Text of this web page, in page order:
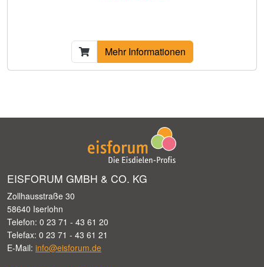
Mehr Informationen
EISFORUM GMBH & CO. KG
Zollhausstraße 30
58640 Iserlohn
Telefon: 0 23 71 - 43 61 20
Telefax: 0 23 71 - 43 61 21
E-Mail: info@eisforum.de